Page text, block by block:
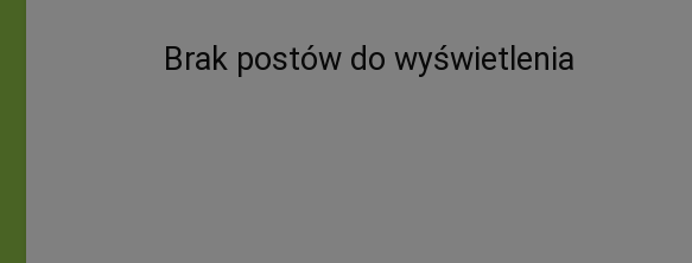
Brak postów do wyświetlenia